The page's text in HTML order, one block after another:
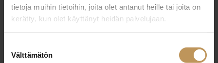
tietoja muihin tietoihin, joita olet antanut heille tai joita on
kerätty, kun olet käyttänyt heidän palvelujaan.
valinta
Välttämätön